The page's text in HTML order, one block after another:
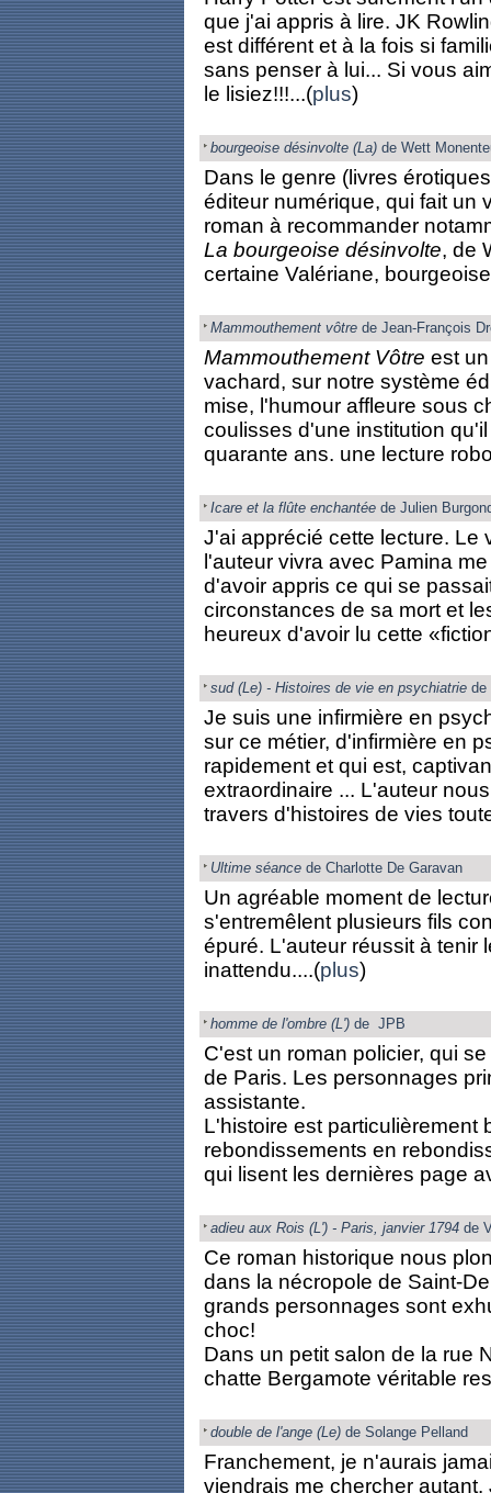
que j'ai appris à lire. JK
est différent et à la fois si
sans penser à lui... Si vous
le lisiez!!!...(plus)
bourgeoise désinvolte (La)de Wett
Dans le genre (livres
éditeur numérique, qui fait un
roman à recommander
La bourgeoise désinvolte, de
certaine Valériane,
Mammouthement vôtrede Jean-François
Mammouthement Vôtre est
vachard, sur notre système
mise, l'humour affleure sous
coulisses d'une institution
quarante ans. une lecture
Icare et la flûte enchantéede Julien
J'ai apprécié cette lecture. Le
l'auteur vivra avec Pamina
d'avoir appris ce qui se
circonstances de sa mort et
heureux d'avoir lu cette
sud (Le) - Histoires de vie en psychiatriede
Je suis une infirmière en
sur ce métier, d'infirmière en
rapidement et qui est,
extraordinaire ... L'auteur
travers d'histoires de vies
Ultime séancede Charlotte De Garavan
Un agréable moment de
s'entremêlent plusieurs fils
épuré. L'auteur réussit à tenir
inattendu....(plus)
homme de l'ombre (L')de JPB
C'est un roman policier, qui
de Paris. Les personnages
assistante.
L'histoire est particulièrement
rebondissements en
qui lisent les dernières page
adieu aux Rois (L') - Paris, janvier 1794de
Ce roman historique nous
dans la nécropole de Saint-
grands personnages sont
choc!
Dans un petit salon de la rue
chatte Bergamote véritable
double de l'ange (Le)de Solange Pelland
Franchement, je n'aurais
viendrais me chercher